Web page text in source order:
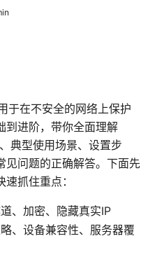
于在不安全的网络上保护
到进阶，带你全面理解
典型使用场景、设置步
见问题的正确解答。下面先
抓住重点：
、加密、隐藏真实IP
、设备兼容性、服务器覆